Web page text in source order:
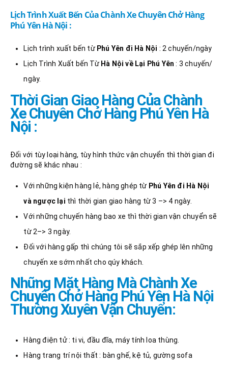
Lịch Trình Xuất Bến Của Chành Xe Chuyên Chở Hàng
Phú Yên Hà Nội :
Lịch trình xuất bến từ Phú Yên đi Hà Nội : 2 chuyến/ngày
Lịch Trình Xuất bến Từ Hà Nội về Lại Phú Yên : 3 chuyến/
ngày.
Thời Gian Giao Hàng Của Chành
Xe Chuyên Chở Hàng Phú Yên Hà
Nội :
Đối với tùy loại hàng, tùy hình thức vận chuyển thì thời gian đi
đường sẽ khác nhau :
Với những kiện hàng lẻ, hàng ghép từ Phú Yên đi Hà Nội
và ngược lại thì thời gian giao hàng từ 3 –> 4 ngày.
Với những chuyến hàng bao xe thì thời gian vận chuyển sẽ
từ 2–> 3 ngày.
Đối với hàng gấp thì chúng tôi sẽ sắp xếp ghép lên những
chuyến xe sớm nhất cho qúy khách.
Những Mặt Hàng Mà Chành Xe
Chuyên Chở Hàng Phú Yên Hà Nội
Thường Xuyên Vận Chuyển:
Hàng điện tử : ti vi, đầu đĩa, máy tính loa thùng.
Hàng trang trí nội thất : bàn ghế, kệ tủ, gường sofa